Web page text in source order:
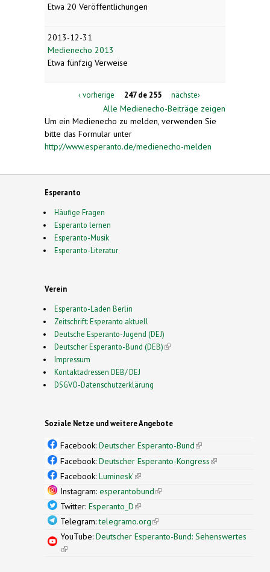
Etwa 20 Veröffentlichungen
2013-12-31
Medienecho 2013
Etwa fünfzig Verweise
‹ vorherige 247 de 255 nächste›
Alle Medienecho-Beiträge zeigen
Um ein Medienecho zu melden, verwenden Sie
bitte das Formular unter
http://www.esperanto.de/medienecho-melden
Esperanto
Häufige Fragen
Esperanto lernen
Esperanto-Musik
Esperanto-Literatur
Verein
Esperanto-Laden Berlin
Zeitschrift: Esperanto aktuell
Deutsche Esperanto-Jugend (DEJ)
Deutscher Esperanto-Bund (DEB)(link is external)
Impressum
Kontaktadressen DEB/ DEJ
DSGVO-Datenschutzerklärung
Soziale Netze und weitere Angebote
Facebook: Deutscher Esperanto-Bund(link is
external)
Facebook: Deutscher Esperanto-Kongress(link is
Facebook: Luminesk'(link is external)
Instagram: esperantobund(link is external)
Twitter: Esperanto_D(link is external)
Telegram:telegramo.org(link is external)
YouTube: Deutscher Esperanto-Bund: Sehenswertes
(link is external)